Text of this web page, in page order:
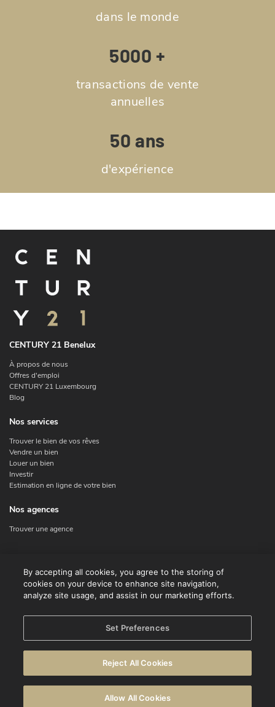
dans le monde
5000 +
transactions de vente
annuelles
50 ans
d'expérience
CENTURY 21 Benelux
À propos de nous
Offres d'emploi
CENTURY 21 Luxembourg
Blog
Nos services
Trouver le bien de vos rêves
Vendre un bien
Louer un bien
Investir
Estimation en ligne de votre bien
Nos agences
Trouver une agence
Contact
Facebook
Déclaration de confidentialité
By accepting all cookies, you agree to the storing of
cookies on your device to enhance site navigation,
analyze site usage, and assist in our marketing efforts.
Set Preferences
Reject All Cookies
Allow All Cookies